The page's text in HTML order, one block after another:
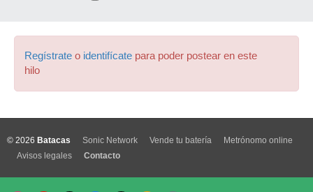
Regístrate o identifícate para poder postear en este
hilo
© 2026 Batacas Sonic Network Vende tu batería
Metrónomo online
Avisos legales
Contacto